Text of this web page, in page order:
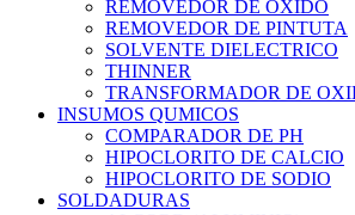
REMOVEDOR DE OXIDO
REMOVEDOR DE PINTUTA
SOLVENTE DIELECTRICO
THINNER
TRANSFORMADOR DE
INSUMOS QUMICOS
COMPARADOR DE PH
HIPOCLORITO DE CALCIO
HIPOCLORITO DE SODIO
SOLDADURAS